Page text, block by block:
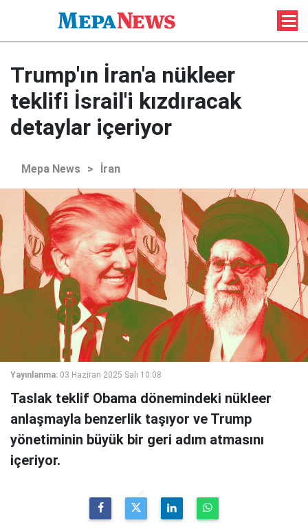
Trump'ın İran'a nükleer
teklifi İsrail'i kızdıracak
detaylar içeriyor
Mepa News > İran
Yayınlanma: 03 Haziran 2025 Salı 10:08
Taslak teklif Obama dönemindeki nükleer
anlaşmayla benzerlik taşıyor ve Trump
yönetiminin büyük bir geri adım atmasını
içeriyor.